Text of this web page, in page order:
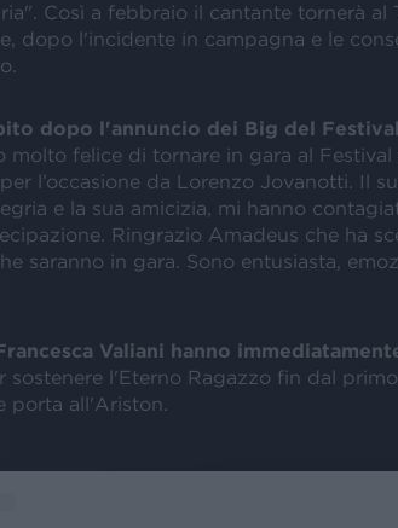
Così a febbraio il cantante tornerà al
dopo l'incidente in campagna e le
dopo l'annuncio dei Big del
molto felice di tornare in gara al Festival
l’occasione da Lorenzo Jovanotti. Il
e la sua amicizia, mi hanno
Ringrazio Amadeus che ha
saranno in gara. Sono entusiasta,
Valiani hanno
sostenere l'Eterno Ragazzo fin dal
porta all'Ariston.